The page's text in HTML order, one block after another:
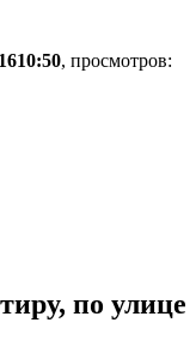
10:50, просмотров:
по улице